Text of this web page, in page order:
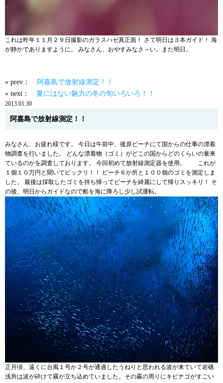
これは昨年１１月２９日撮影のガラスハゼ真正面！ さて明日は３本ガイド！ 海
が静かでありますように。 みなさん、おやすみなさ～い。また明日。
« prev： 阿嘉島で放射線測定！！
» next： 夏にはない魅力の冬の旬いろいろ！！
2013.01.30
阿嘉島で放射線測定！！
みなさん、お疲れ様です。 今日は午前中、後原ビーチにて国からの仕事の漂着
物調査を行いました。 どんな漂着物（ゴミ）がどこの国からどのくらいの量来
ているのかを調査しております。 今回初めて放射線測定器を使用。 これが
１個１０万円と聞いてビックリ！！ ビーチ６か所と１００個のゴミを測定しま
した。 最後は採取したゴミを持ち帰ってビーチを綺麗にして帰りスッキリ！ そ
の後、明日からガイドなので船を海に降ろし少し試運転。
正月頃、遠くに台風１号か２号が通過したうねりと思われる波が来ていて岩礁
浅所は波が砕けて霧が立ち込めていました。その霧の周りにキビナゴがすごい